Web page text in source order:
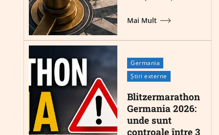
Mai Mult
Germania
Știri externe
Blitzermarathon
Germania 2026:
unde sunt
controale între 3